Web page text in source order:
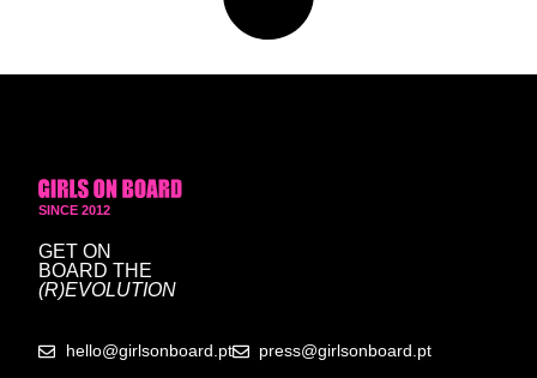
SINCE 2012
GET ON
BOARD THE
(R)EVOLUTION
hello@girlsonboard.pt press@girlsonboard.pt